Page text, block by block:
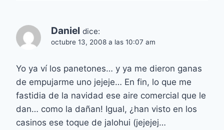
Daniel dice:
octubre 13, 2008 a las 10:07 am
Yo ya ví los panetones… y ya me dieron ganas
de empujarme uno jejeje… En fin, lo que me
fastidia de la navidad ese aire comercial que le
dan… como la dañan! Igual, ¿han visto en los
casinos ese toque de jalohui (jejejej…